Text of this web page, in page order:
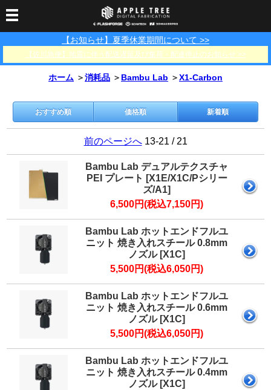
【お知らせ】夏季休業期間について >>
【佐川急便】地震に伴う配送遅延及び集荷・配達停止のお知らせ >>
3Dプリンター
3Dプリンター一覧 FLASHFORGE Bambu Lab
3Dスキャナー
3DMakerpro
フィラメント一覧 FLASHFORGE Bambu Lab
FusRock その他
光造形用レジン
DLP用レジン LCD用レジン エキマテ レジン
消耗品
部品
工具類
その他
フィラメント乾燥・防
フィラメント保管用乾
カプトンテープ
PP用タックシート
在庫処分セール
サポート
お問い合わせ ダウンロード FAQ
ショールーム
オフィシャルサイト
法人窓口
マイページ
カートを見る
ホーム ＞消耗品 ＞ Bambu Lab ＞X1-Carbon
おすすめ順 価格順 新着順
前のページへ13-21 / 21
Bambu Lab デュアルテクスチャ
PEI プレート [X1E/X1C/Pシリー
ズ/A1]
6,500円(税込7,150円)
Bambu Lab ホットエンドフルユ
ニット 焼き入れスチール 0.8mm
ノズル [X1C]
5,500円(税込6,050円)
Bambu Lab ホットエンドフルユ
ニット 焼き入れスチール 0.6mm
ノズル [X1C]
5,500円(税込6,050円)
Bambu Lab ホットエンドフルユ
ニット 焼き入れスチール 0.4mm
ノズル [X1C]